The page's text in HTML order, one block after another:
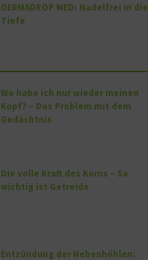
DERMADROP MED: Nadelfrei in die
Tiefe
Wo habe ich nur wieder meinen
Kopf? – Das Problem mit dem
Gedächtnis
Die volle Kraft des Korns – So
wichtig ist Getreide
Entzündung der Nebenhöhlen: